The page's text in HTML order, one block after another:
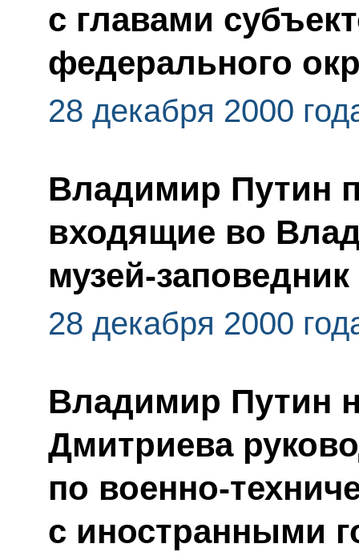
с главами
федерального
28 декабря 2000
Владимир Путин
входящие во
музей-заповедник
28 декабря 2000
Владимир Путин
Дмитриева
по военно-
с иностранными